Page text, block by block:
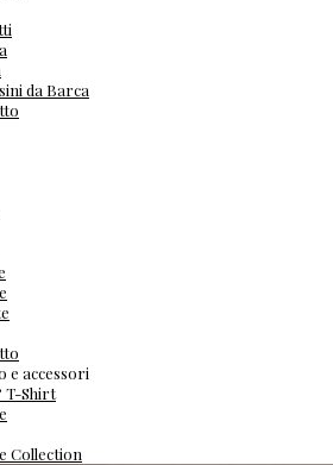
da Barca
e accessori
T-Shirt
Collection